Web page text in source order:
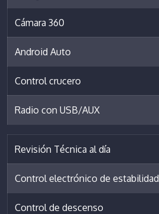
Cámara 360
Android Auto
Control crucero
Radio con USB/AUX
Revisión Técnica al día
Control electrónico de estabilidad
Control de descenso